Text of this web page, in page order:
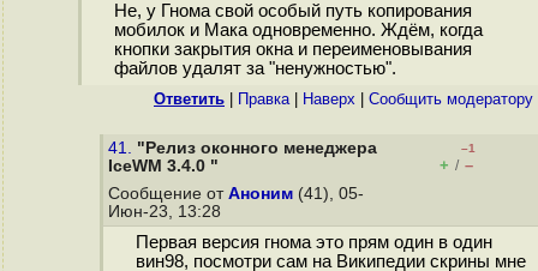
Не, у Гнома свой особый путь копирования
мобилок и Мака одновременно. Ждём, когда
кнопки закрытия окна и переименовывания
файлов удалят за "ненужностью".
Ответить Правка| Наверх Cообщить модератору
41. "Релиз оконного менеджера
IceWM 3.4.0 "
–1
+ / –
Сообщение от Аноним (41), 05-
Июн-23, 13:28
Первая версия гнома это прям один в один
вин98, посмотри сам на Википедии скрины мне